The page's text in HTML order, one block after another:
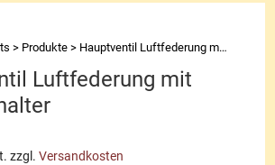
> Produkte > Hauptventil Luftfederung mit Druckschalter
Luftfederung mit
zzgl.Versandkosten